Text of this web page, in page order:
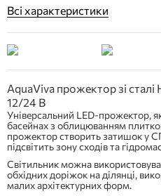
Всі характеристики
AquaViva прожектор зі
12/24 В
Універсальний LED-прожектор,
басейнах з облицюванням
прожектор створить затишок у
підсвітить зону сходів та
Світильник можна
обхідних доріжок на ділянці,
малих архітектурних форм.